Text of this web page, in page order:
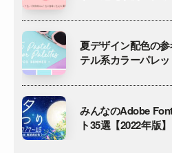
夏デザイン配色の
テル系カラーパレ
みんなのAdobe
ト35選【2022年版】